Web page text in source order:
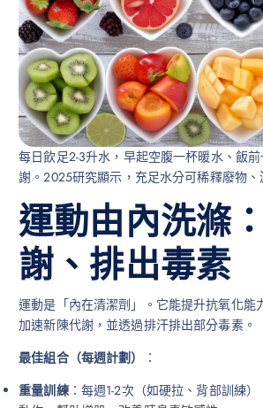
每日飲足2-3升水，早起空腹一杯暖水、飯
謝。2025研究顯示，充足水分可稀釋廢物、
運動由內洗滌
謝、排出毒素
運動是「內在清潔劑」。它能提升抗氧化能
加速新陳代謝，並透過排汗排出部分毒素。
最佳組合（每週計劃）
：
重量訓練：每週1-2次（如硬拉、背部訓練）